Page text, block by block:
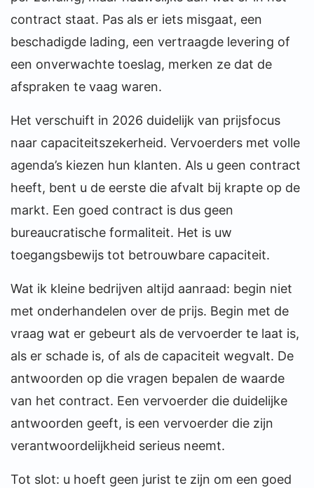
contract staat. Pas als er iets misgaat, een
beschadigde lading, een vertraagde levering of
een onverwachte toeslag, merken ze dat de
afspraken te vaag waren.
Het verschuift in 2026 duidelijk van prijsfocus
naar capaciteitszekerheid. Vervoerders met volle
agenda’s kiezen hun klanten. Als u geen contract
heeft, bent u de eerste die afvalt bij krapte op de
markt. Een goed contract is dus geen
bureaucratische formaliteit. Het is uw
toegangsbewijs tot betrouwbare capaciteit.
Wat ik kleine bedrijven altijd aanraad: begin niet
met onderhandelen over de prijs. Begin met de
vraag wat er gebeurt als de vervoerder te laat is,
als er schade is, of als de capaciteit wegvalt. De
antwoorden op die vragen bepalen de waarde
van het contract. Een vervoerder die duidelijke
antwoorden geeft, is een vervoerder die zijn
verantwoordelijkheid serieus neemt.
Tot slot: u hoeft geen jurist te zijn om een goed